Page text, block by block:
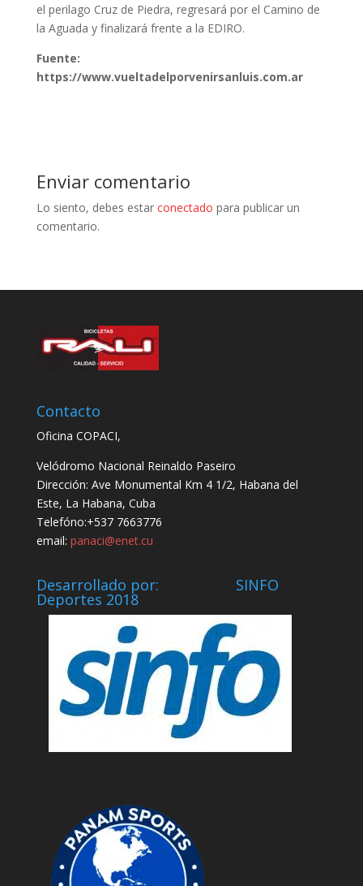
el perilago Cruz de Piedra, regresará por el Camino de
la Aguada y finalizará frente a la EDIRO.
Fuente:
https://www.vueltadelporvenirsanluis.com.ar
Enviar comentario
Lo siento, debes estar conectado para publicar un
comentario.
Contacto
Oficina COPACI,
Velódromo Nacional Reinaldo Paseiro
Dirección: Ave Monumental Km 4 1/2, Habana del
Este, La Habana, Cuba
Telefóno:+537 7663776
email: panaci@enet.cu
Desarrollado por: SINFO
Deportes 2018